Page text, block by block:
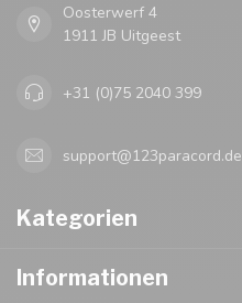
Oosterwerf 4
1911 JB Uitgeest
+31 (0)75 2040 399
support@123paracord.de
Kategorien
Informationen